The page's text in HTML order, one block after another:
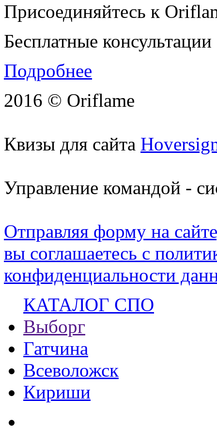
Присоединяйтесь к
Бесплатные консультации
Подробнее
2016 © Oriflame
Квизы для сайта
Управление командой -
Отправляя форму на
вы соглашаетесь с
конфиденциальности
КАТАЛОГ СПО
Выборг
Гатчина
Всеволожск
Кириши